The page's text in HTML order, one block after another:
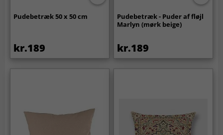
Pudebetræk 50 x 50 cm
kr.189
Pudebetræk - Puder af fløjl
Marlyn (mørk beige)
kr.189